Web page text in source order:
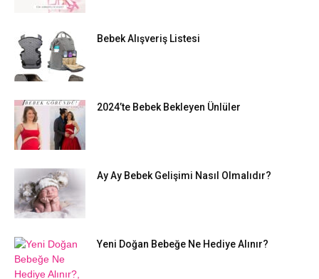
Bebek Alışveriş Listesi
2024’te Bebek Bekleyen Ünlüler
Ay Ay Bebek Gelişimi Nasıl Olmalıdır?
Yeni Doğan Bebeğe Ne Hediye Alınır?